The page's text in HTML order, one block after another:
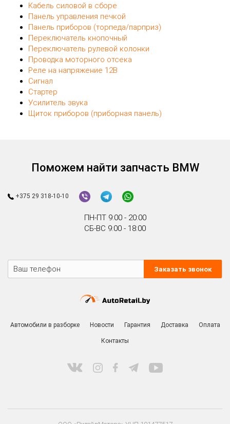
Кабель силовой в сборе
Панель управления печкой
Панель приборов (торпеда/парприз)
Переключатель кнопочный
Переключатель рулевой колонки
Проводка моторного отсека
Реле на напряжение 12В
Сигнал
Стартер
Усилитель звука
Щиток приборов (приборная панель)
Поможем найти запчасть BMW
+375 29 318-10-10
ПН-ПТ 9:00 - 20:00
СБ-ВС 9:00 - 18:00
Заказать звонок
Автомобили в разборке Новости Гарантия Доставка Оплата
Контакты